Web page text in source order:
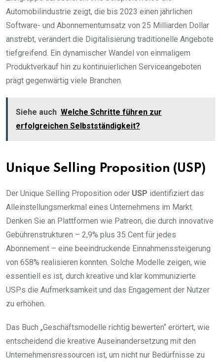
Automobilindustrie zeigt, die bis 2023 einen jährlichen
Software- und Abonnementumsatz von 25 Milliarden Dollar
anstrebt, verändert die Digitalisierung traditionelle Angebote
tiefgreifend. Ein dynamischer Wandel von einmaligem
Produktverkauf hin zu kontinuierlichen Serviceangeboten
prägt gegenwärtig viele Branchen.
Siehe auch Welche Schritte führen zur
erfolgreichen Selbstständigkeit?
Unique Selling Proposition (USP)
Der Unique Selling Proposition oder USP identifiziert das
Alleinstellungsmerkmal eines Unternehmens im Markt.
Denken Sie an Plattformen wie Patreon, die durch innovative
Gebührenstrukturen – 2,9% plus 35 Cent für jedes
Abonnement – eine beeindruckende Einnahmenssteigerung
von 658% realisieren konnten. Solche Modelle zeigen, wie
essentiell es ist, durch kreative und klar kommunizierte
USPs die Aufmerksamkeit und das Engagement der Nutzer
zu erhöhen.
Das Buch „Geschäftsmodelle richtig bewerten“ erörtert, wie
entscheidend die kreative Auseinandersetzung mit den
Unternehmensressourcen ist, um nicht nur Bedürfnisse zu